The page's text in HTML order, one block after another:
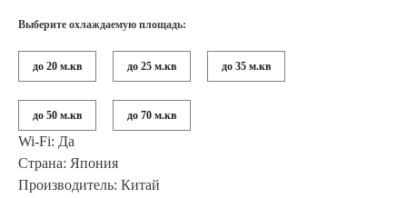
Выберите охлаждаемую площадь:
до 20 м.кв до 25 м.кв до 35 м.кв
до 50 м.кв до 70 м.кв
Wi-Fi: Да
Страна: Япония
Производитель: Китай